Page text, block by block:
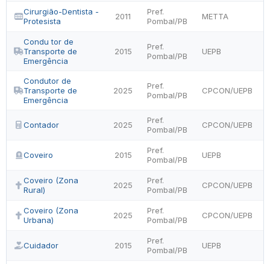
Cirurgião-Dentista -
Protesista
2011
Pref.
Pombal/PB
METTA
Condu tor de
Transporte de
Emergência
2015
Pref.
Pombal/PB
UEPB
Condutor de
Transporte de
Emergência
2025
Pref.
Pombal/PB
CPCON/UEPB
Contador 2025
Pref.
Pombal/PB
CPCON/UEPB
Coveiro 2015
Pref.
Pombal/PB
UEPB
Coveiro (Zona
Rural)
2025
Pref.
Pombal/PB
CPCON/UEPB
Coveiro (Zona
Urbana)
2025
Pref.
Pombal/PB
CPCON/UEPB
Cuidador 2015
Pref.
Pombal/PB
UEPB